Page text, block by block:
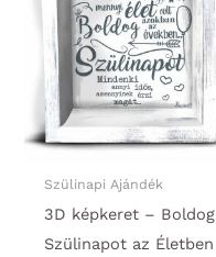
Szülinapi Ajándék
3D képkeret – Boldog
Szülinapot az Életben